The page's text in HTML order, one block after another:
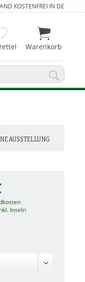
KOSTENFREI IN DE
Warenkorb
AUSSTELLUNG
Inseln